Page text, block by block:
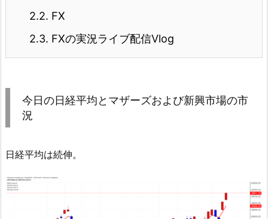
2.2. FX
2.3. FXの実況ライブ配信Vlog
今日の日経平均とマザーズおよび新興市場の市
況
日経平均は続伸。